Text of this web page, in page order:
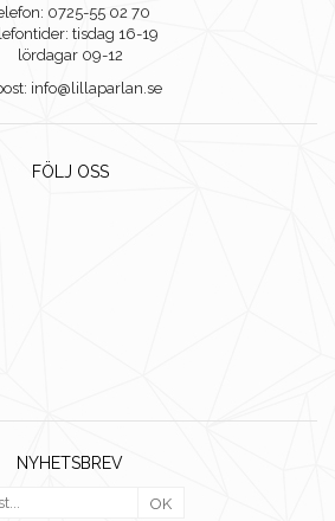
0725-55 02 70
tisdag 16-19
lördagar 09-12
info@lillaparlan.se
FÖLJ OSS
NYHETSBREV
OK